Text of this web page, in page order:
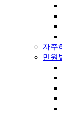
자주
민원